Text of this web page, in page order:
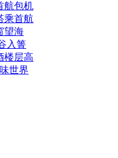
航包机
乘首航
望海
入箐
楼层高
世界